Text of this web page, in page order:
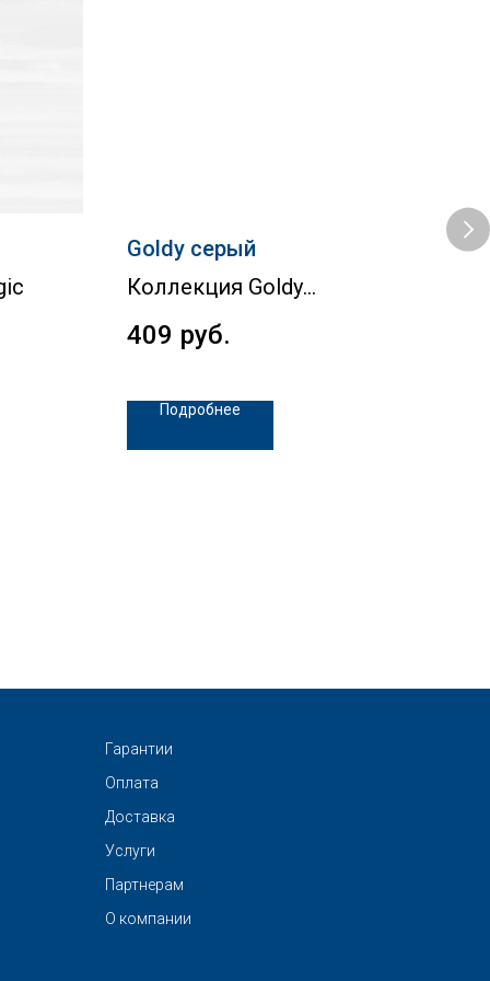
Goldy серый
Коллекция Goldy
409 руб.
Подробнее
Гарантии
Оплата
Доставка
Услуги
Партнерам
О компании